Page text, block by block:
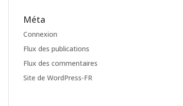
Méta
Connexion
Flux des publications
Flux des commentaires
Site de WordPress-FR